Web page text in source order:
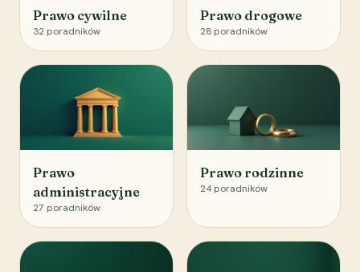
Prawo cywilne
32 poradników
Prawo drogowe
28 poradników
Prawo
administracyjne
27 poradników
Prawo rodzinne
24 poradników